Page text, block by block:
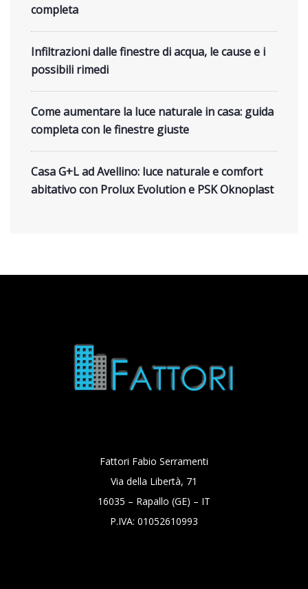
completa
Infiltrazioni dalle finestre di acqua, le cause e i
possibili rimedi
Come aumentare la luce naturale in casa: guida
completa con le finestre giuste
Casa G+L ad Avellino: luce naturale e comfort
abitativo con Prolux Evolution e PSK Oknoplast
Fattori Fabio Serramenti
Via della Libertà, 71
16035 – Rapallo (GE) – IT
P.IVA: 01052610993